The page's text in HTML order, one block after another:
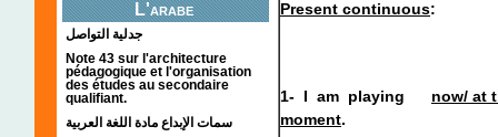
L'arabe
جدلية التواصل
Note 43 sur l'architecture
pédagogique et l'organisation
des études au secondaire
qualifiant.
سمات الإبداع مادة اللغة العربية
Present continuous:
1- I am playing
now/ at
moment.